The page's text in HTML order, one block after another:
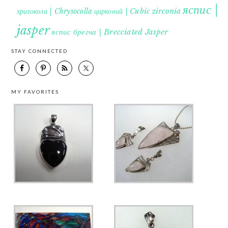
хризокола | Chrysocolla цирконий | Cubic zirconia яспис |
jasperяспис брегча | Brecciated Jasper
STAY CONNECTED
MY FAVORITES